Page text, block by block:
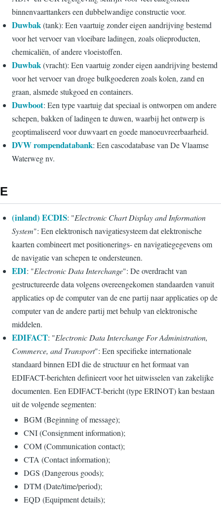
binnenvaarttankers een dubbelwandige constructie voor.
Duwbak(tank): Een vaartuig zonder eigen aandrijving bestemd
voor het vervoer van vloeibare ladingen, zoals olieproducten,
chemicaliën, of andere vloeistoffen.
Duwbak(vracht): Een vaartuig zonder eigen aandrijving bestemd
voor het vervoer van droge bulkgoederen zoals kolen, zand en
graan, alsmede stukgoed en containers.
Duwboot: Een type vaartuig dat speciaal is ontworpen om andere
schepen, bakken of ladingen te duwen, waarbij het ontwerp is
geoptimaliseerd voor duwvaart en goede manoeuvreerbaarheid.
DVW rompendatabank: Een cascodatabase van De Vlaamse
Waterweg nv.
E
(inland) ECDIS: "Electronic Chart Display and Information
System": Een elektronisch navigatiesysteem dat elektronische
kaarten combineert met positionerings- en navigatiegegevens om
de navigatie van schepen te ondersteunen.
EDI: "Electronic Data Interchange": De overdracht van
gestructureerde data volgens overeengekomen standaarden vanuit
applicaties op de computer van de ene partij naar applicaties op de
computer van de andere partij met behulp van elektronische
middelen.
EDIFACT: "Electronic Data Interchange For Administration,
Commerce, and Transport": Een specifieke internationale
standaard binnen EDI die de structuur en het formaat van
EDIFACT-berichten definieert voor het uitwisselen van zakelijke
documenten. Een EDIFACT-bericht (type ERINOT) kan bestaan
uit de volgende segmenten:
BGM (Beginning of message);
CNI (Consignment information);
COM (Communication contact);
CTA (Contact information);
DGS (Dangerous goods);
DTM (Date/time/period);
EQD (Equipment details);